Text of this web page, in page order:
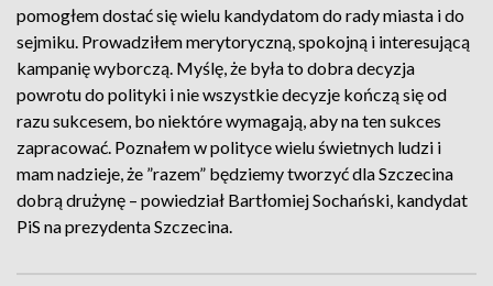
pomogłem dostać się wielu kandydatom do rady miasta i do
sejmiku. Prowadziłem merytoryczną, spokojną i interesującą
kampanię wyborczą. Myślę, że była to dobra decyzja
powrotu do polityki i nie wszystkie decyzje kończą się od
razu sukcesem, bo niektóre wymagają, aby na ten sukces
zapracować. Poznałem w polityce wielu świetnych ludzi i
mam nadzieje, że ”razem” będziemy tworzyć dla Szczecina
dobrą drużynę – powiedział Bartłomiej Sochański, kandydat
PiS na prezydenta Szczecina.